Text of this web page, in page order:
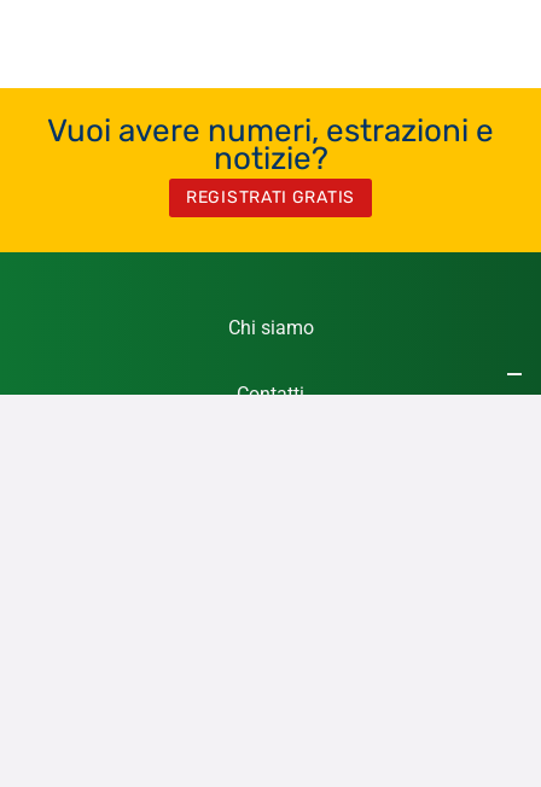
Vuoi avere numeri, estrazioni e
notizie?
REGISTRATI GRATIS
Chi siamo
Contatti